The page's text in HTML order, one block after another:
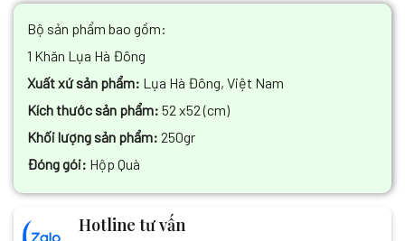
Bộ sản phẩm bao gồm:
1 Khăn Lụa Hà Đông
Xuất xứ sản phẩm: Lụa Hà Đông, Việt Nam
Kích thước sản phẩm: 52 x52 (cm)
Khối lượng sản phẩm: 250gr
Đóng gói: Hộp Quà
Hotline tư vấn